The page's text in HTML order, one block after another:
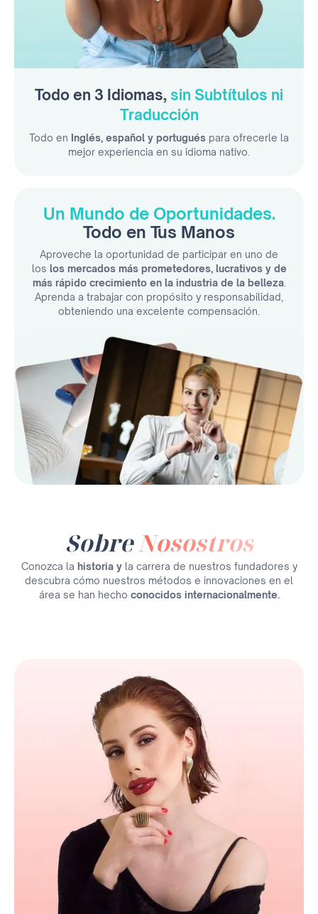
Todo en 3 Idiomas, sin Subtítulos ni
Traducción
Todo en Inglés, español y portugués para ofrecerle la
mejor experiencia en su idioma nativo.
Un Mundo de Oportunidades.
Todo en Tus Manos
Aproveche la oportunidad de participar en uno de
los los mercados más prometedores, lucrativos y de
más rápido crecimiento en la industria de la belleza.
Aprenda a trabajar con propósito y responsabilidad,
obteniendo una excelente compensación.
SobreNosostros
Conozca la historia yla carrera de nuestros fundadores y
descubra cómo nuestros métodos e innovaciones en el
área se han hecho conocidos internacionalmente.